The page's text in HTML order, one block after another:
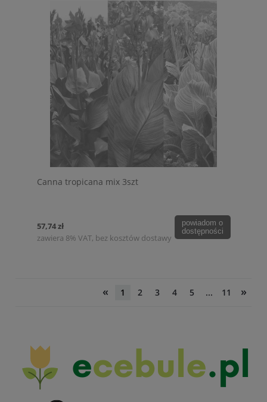
Canna tropicana mix 3szt
57,74 zł
zawiera 8% VAT, bez kosztów dostawy
powiadom o
dostępności
« 1 2 3 4 5 ... 11 »